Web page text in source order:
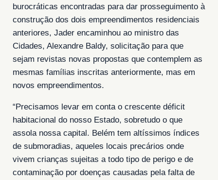
burocráticas encontradas para dar prosseguimento à
construção dos dois empreendimentos residenciais
anteriores, Jader encaminhou ao ministro das
Cidades, Alexandre Baldy, solicitação para que
sejam revistas novas propostas que contemplem as
mesmas famílias inscritas anteriormente, mas em
novos empreendimentos.
“Precisamos levar em conta o crescente déficit
habitacional do nosso Estado, sobretudo o que
assola nossa capital. Belém tem altíssimos índices
de submoradias, aqueles locais precários onde
vivem crianças sujeitas a todo tipo de perigo e de
contaminação por doenças causadas pela falta de